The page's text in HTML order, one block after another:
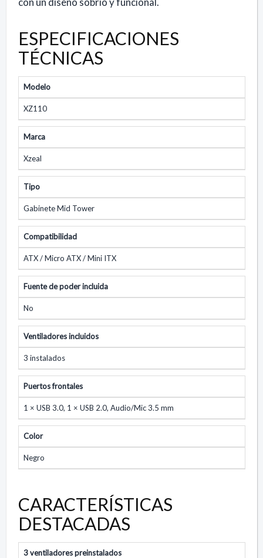
ESPECIFICACIONES
TÉCNICAS
Modelo
XZ110
Marca
Xzeal
Tipo
Gabinete Mid Tower
Compatibilidad
ATX / Micro ATX / Mini ITX
Fuente de poder incluida
No
Ventiladores incluidos
3 instalados
Puertos frontales
1 × USB 3.0, 1 × USB 2.0, Audio/Mic 3.5 mm
Color
Negro
CARACTERÍSTICAS
DESTACADAS
3 ventiladores preinstalados